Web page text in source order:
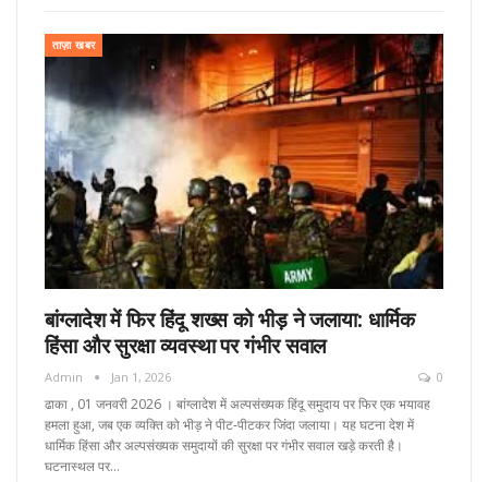
ताज़ा खबर
बांग्लादेश में फिर हिंदू शख्स को भीड़ ने जलाया: धार्मिक
हिंसा और सुरक्षा व्यवस्था पर गंभीर सवाल
Admin Jan 1, 2026 0
ढाका , 01 जनवरी 2026 । बांग्लादेश में अल्पसंख्यक हिंदू समुदाय पर फिर एक भयावह
हमला हुआ, जब एक व्यक्ति को भीड़ ने पीट-पीटकर जिंदा जलाया। यह घटना देश में
धार्मिक हिंसा और अल्पसंख्यक समुदायों की सुरक्षा पर गंभीर सवाल खड़े करती है।
घटनास्थल पर…